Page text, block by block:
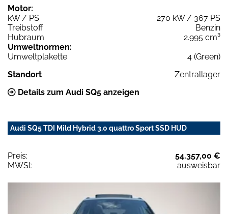
Motor:
kW / PS
270 kW / 367 PS
Treibstoff
Benzin
Hubraum
2.995 cm³
Umweltnormen:
Umweltplakette
4 (Green)
Standort
Zentrallager
Details zum Audi SQ5 anzeigen
Audi SQ5 TDI Mild Hybrid 3.0 quattro Sport SSD HUD
Preis:
54.357,00 €
MWSt:
ausweisbar